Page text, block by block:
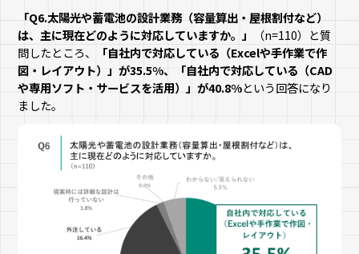
「Q6.太陽光や蓄電池の設計業務（容量算出・屋根割付など）
は、主に現在どのように対応していますか。」
（n=110）と質
問したところ、
「自社内で対応している（Excelや手作業で作
図・レイアウト）」が35.5%、「自社内で対応している（CAD
や専用ソフト・サービスを活用）」が40.8%という回答になり
ました。